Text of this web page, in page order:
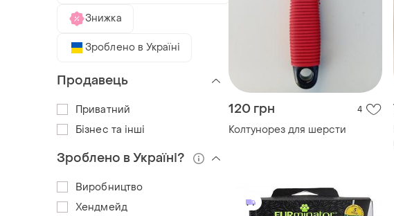
120 грн 4
Колтунорез для шерсти
Знижка
Зроблено в Україні
Продавець
Приватний
Бізнес та інші
Зроблено в Україні?
Виробництво
Хендмейд